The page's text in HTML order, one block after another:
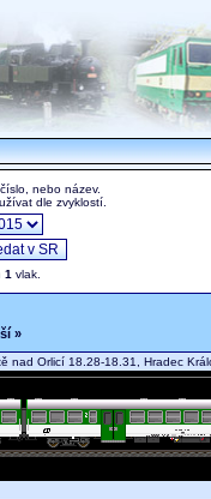
nebo název.
dle zvyklostí.
1 vlak.
»
nad Orlicí 18.28-18.31, Hradec